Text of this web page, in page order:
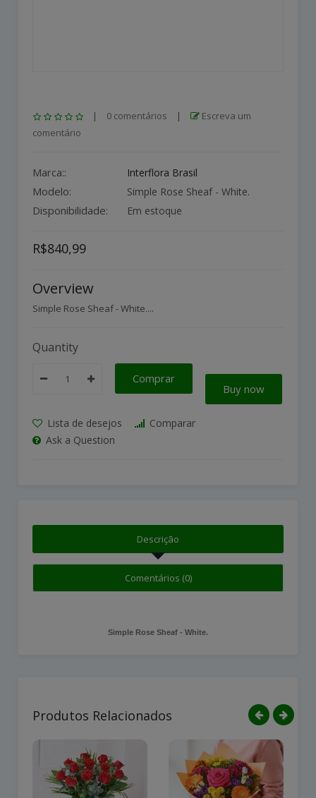
| 0 comentários |
Escreva um
comentário
Marca:: Interflora Brasil
Modelo: Simple Rose Sheaf - White.
Disponibilidade: Em estoque
R$840,99
Overview
Simple Rose Sheaf - White....
Quantity
Comprar
Buy now
Lista de desejos
Comparar
Ask a Question
Descrição
Comentários (0)
Simple Rose Sheaf - White.
Produtos Relacionados